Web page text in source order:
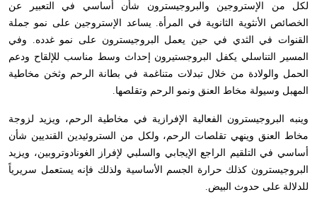
لكل من الإستروجين والبروجيسترون شأن أساسي في التعبير عن
الخصائص الأنثوية الثانوية في المرأة. يساعد الإستروجين على نمو جملة
القنوات في الثدي في حين يعمل البروجيسترون على نمو غدده. وفي
المسير التناسلي يكفل البروجستيرون إحداث وسط مناسب للإلقاح ودعم
الحمل والولادة من خلال تبدلات متناغمة في بطانة الرحم وثخن مخاطية
المهبل وسيولة مخاط العنق ونمو الرحم وتقلصها.
وينبه البروجيسترون الفعالية الإفرازية في مخاطية الرحم، ويزيد لزوجة
مخاط العنق وينهي تقلصات الرحم، ولكل من الستروئيدين القنديين شأن
أساسي في التلقيم الراجع الإيجابي والسلبي لإفراز الغونادوتروبين، ويزيد
البروجيسترون كذلك حرارة الجسم الأساسية ولذلك فإنه يستعمل سريرياً
للدلالة على حدوث البيض.